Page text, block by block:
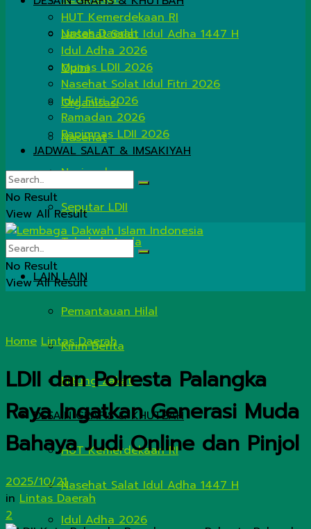
Lintas Daerah
Opini
Organisasi
Nasehat
Nasional
Seputar LDII
Tahukah Anda
LAIN LAIN
Pemantauan Hilal
Kirim Berita
Hitung Zakat
DESAIN GRAFIS & KHUTBAH
HUT Kemerdekaan RI
Nasehat Salat Idul Adha 1447 H
Idul Adha 2026
HUT Kemerdekaan RI
Nasehat Salat Idul Adha 1447 H
Idul Adha 2026
Munas LDII 2026
Nasehat Solat Idul Fitri 2026
Idul Fitri 2026
Ramadan 2026
Rapimnas LDII 2026
JADWAL SALAT & IMSAKIYAH
No Result
View All Result
No Result
View All Result
Home Lintas Daerah
LDII dan Polresta Palangka
Raya Ingatkan Generasi Muda
Bahaya Judi Online dan Pinjol
2025/10/21
in Lintas Daerah
2